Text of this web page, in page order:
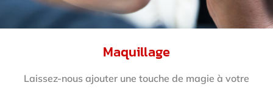
Maquillage
Laissez-nous ajouter une touche de magie à votre